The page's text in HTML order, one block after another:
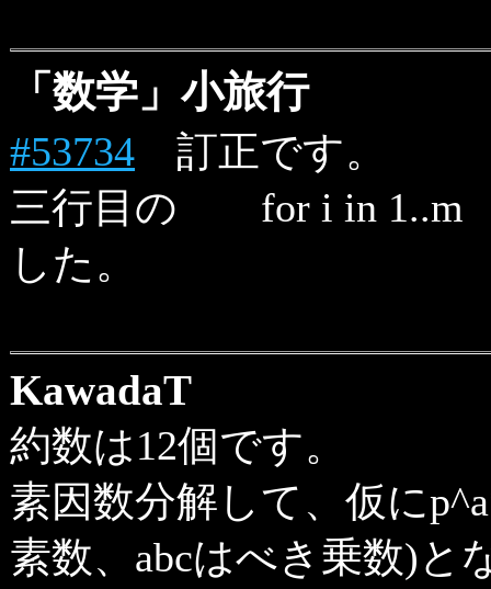
「数学」小旅行
#53734 訂正です。
三行目の for i in
した。
KawadaT
約数は12個です。
素因数分解して、仮に
素数、abcはべき乗数)と